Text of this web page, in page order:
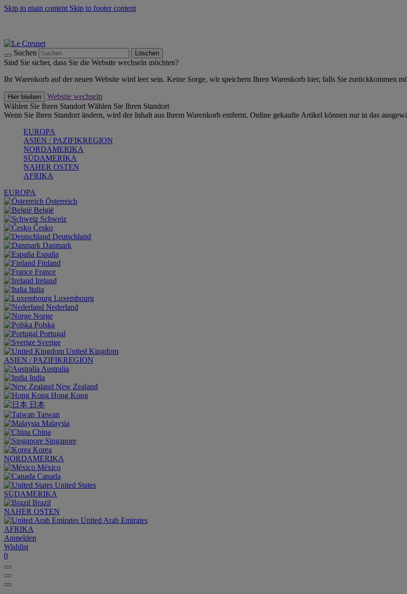
Skip to main content Skip to footer content
Suchen Löschen
Sind Sie sicher, dass Sie die Website wechseln möchten?
Ihr Warenkorb auf der neuen Website wird leer sein. Keine Sorge, wir speichern Ihren Warenkorb hier, falls Sie zurückkommen
Hier bleiben
Website wechseln
Wählen Sie Ihren Standort Wählen Sie Ihren Standort
Wenn Sie Ihren Standort ändern, wird der Inhalt aus Ihrem Warenkorb entfernt. Online gekaufte Artikel können nur in das
EUROPA
ASIEN / PAZIFIKREGION
NORDAMERIKA
SÜDAMERIKA
NAHER OSTEN
AFRIKA
EUROPA
Österreich
België
Schweiz
Česko
Deutschland
Danmark
España
Finland
France
Ireland
Italia
Luxembourg
Nederland
Norge
Polska
Portugal
Sverige
United Kingdom
ASIEN / PAZIFIKREGION
Australia
India
New Zealand
Hong Kong
日本
Taiwan
Malaysia
China
Singapore
Korea
NORDAMERIKA
México
Canada
United States
SÜDAMERIKA
Brazil
NAHER OSTEN
United Arab Emirates
AFRIKA
Anmelden
Wishlist
0